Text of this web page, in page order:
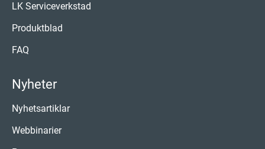
LK Serviceverkstad
Produktblad
FAQ
Nyheter
Nyhetsartiklar
Webbinarier